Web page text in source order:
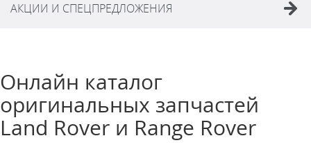
АКЦИИ И СПЕЦПРЕДЛОЖЕНИЯ
Онлайн каталог
оригинальных запчастей
Land Rover и Range Rover